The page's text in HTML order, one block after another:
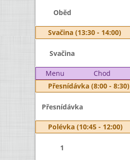
Oběd
Svačina (13:30 - 14:00)
Svačina
Menu Chod
Přesnídávka (8:00 - 8:30)
Přesnídávka
Polévka (10:45 - 12:00)
1